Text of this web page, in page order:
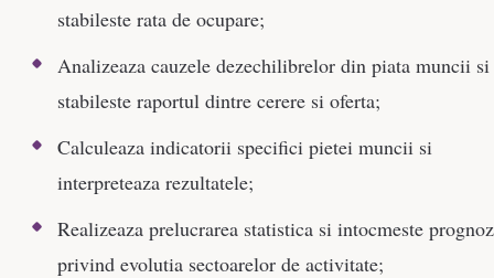
stabileste rata de ocupare;
Analizeaza cauzele dezechilibrelor din piata muncii si
stabileste raportul dintre cerere si oferta;
Calculeaza indicatorii specifici pietei muncii si
interpreteaza rezultatele;
Realizeaza prelucrarea statistica si intocmeste
privind evolutia sectoarelor de activitate;